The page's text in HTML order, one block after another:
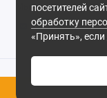
посетителей
обработку
«Принять», если
Мы в сети